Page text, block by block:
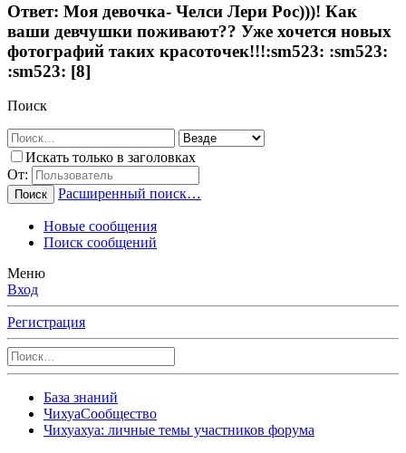
Ответ: Моя девочка- Челси Лери Рос)))! Как
ваши девчушки поживают?? Уже хочется новых
фотографий таких красоточек!!!:sm523: :sm523:
:sm523: [8]
Поиск
Искать только в заголовках
От:
Поиск Расширенный поиск…
Новые сообщения
Поиск сообщений
Меню
Вход
Регистрация
База знаний
ЧихуаСообщество
Чихуахуа: личные темы участников форума